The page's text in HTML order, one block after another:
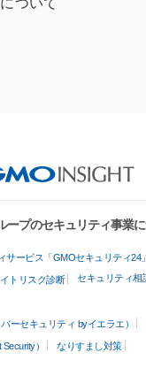
ープのセキュリティ事業
ービス「GMOセキュリティ24」
トリスク診断 セキュリティ相
ーセキュリティ byイエラエ）
）
なりすまし対策